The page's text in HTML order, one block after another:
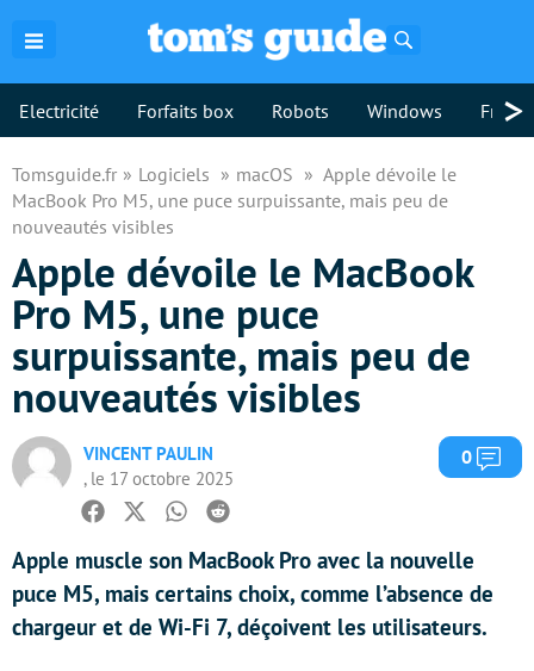
Electricité Forfaits box Robots Windows >
Tomsguide.fr Logiciels macOS
Apple dévoile le
MacBook Pro M5, une puce surpuissante, mais peu de
nouveautés visibles
Apple dévoile le MacBook
Pro M5, une puce
surpuissante, mais peu de
nouveautés visibles
VINCENT PAULIN
, le 17 octobre 2025
0
Facebook
TwitterWhatsapp
Reddit
Apple muscle son MacBook Pro avec la nouvelle
puce M5, mais certains choix, comme l’absence de
chargeur et de Wi-Fi 7, déçoivent les utilisateurs.